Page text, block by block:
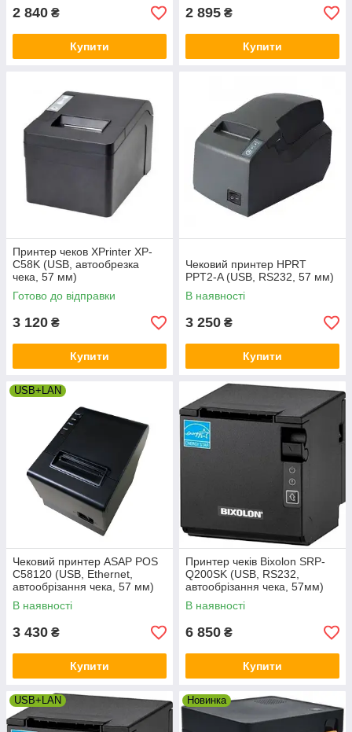
2 840 ₴
Купити
2 895 ₴
Купити
Принтер чеков XPrinter XP-
С58K (USB, автообрезка
чека, 57 мм)
Готово до відправки
3 120 ₴
Купити
Чековий принтер HPRT
PPT2-A (USB, RS232, 57 мм)
В наявності
3 250 ₴
Купити
USB+LAN
Чековий принтер ASAP POS
C58120 (USB, Ethernet,
автообрізання чека, 57 мм)
В наявності
3 430 ₴
Купити
Принтер чеків Bixolon SRP-
Q200SK (USB, RS232,
автообрізання чека, 57мм)
В наявності
6 850 ₴
Купити
USB+LAN Новинка